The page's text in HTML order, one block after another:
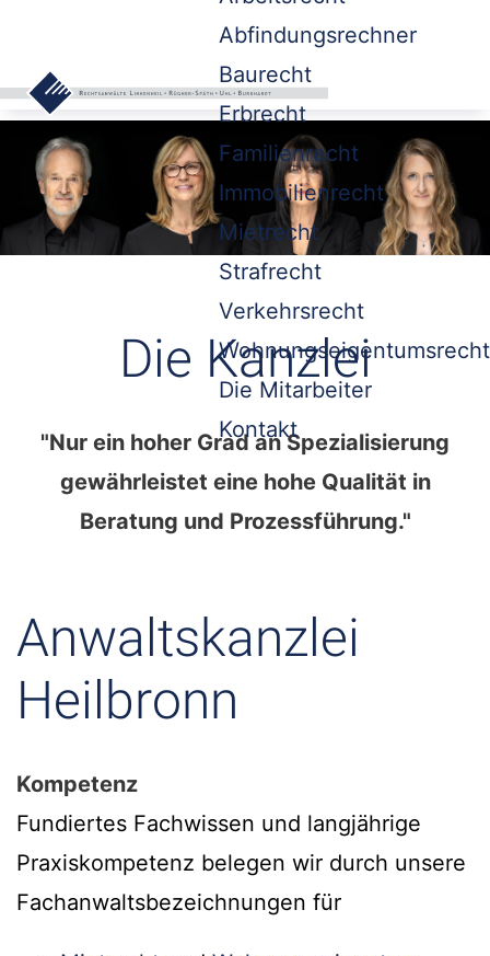
Abfindungsrechner
Baurecht
Erbrecht
Familienrecht
Immobilienrecht
Mietrecht
Strafrecht
Verkehrsrecht
Wohnungseigentumsrecht
Die Mitarbeiter
Kontakt
Die Kanzlei
"Nur ein hoher Grad an Spezialisierung
gewährleistet eine hohe Qualität in
Beratung und Prozessführung."
Anwaltskanzlei
Heilbronn
Kompetenz
Fundiertes Fachwissen und langjährige
Praxiskompetenz belegen wir durch unsere
Fachanwaltsbezeichnungen für